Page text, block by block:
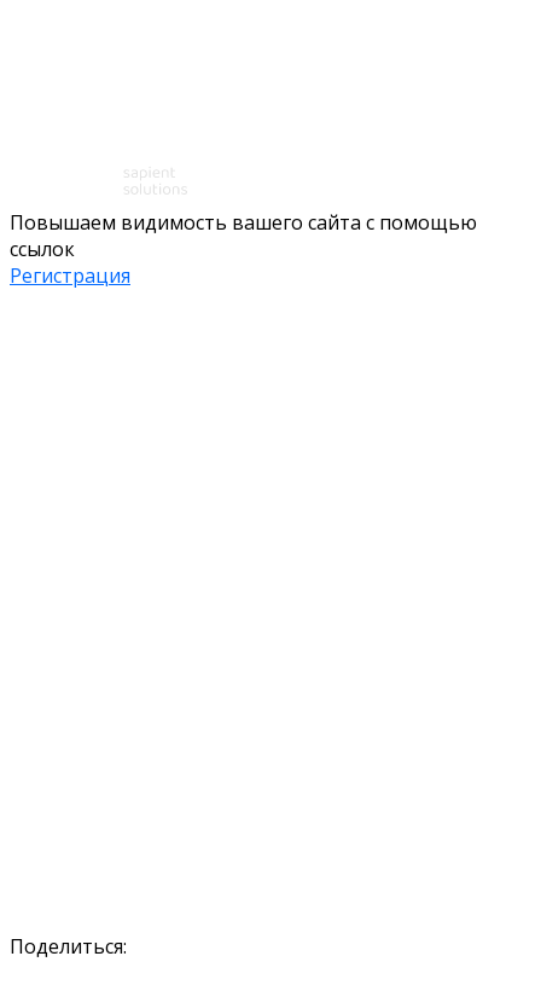
Повышаем видимость вашего сайта с помощью
ссылок
Регистрация
Поделиться: